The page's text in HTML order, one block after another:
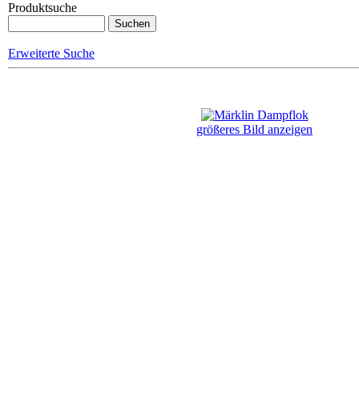
Produktsuche
Erweiterte Suche
größeres Bild anzeigen